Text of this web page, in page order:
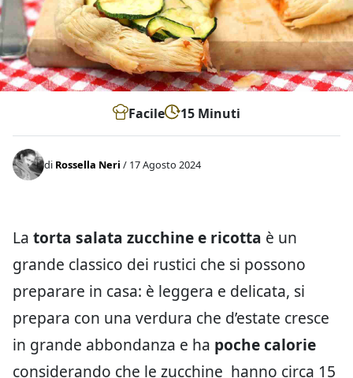
Facile 15 Minuti
di Rossella Neri / 17 Agosto 2024
La torta salata zucchine e ricotta è un
grande classico dei rustici che si possono
preparare in casa: è leggera e delicata, si
prepara con una verdura che d’estate cresce
in grande abbondanza e ha poche calorie
considerando che le zucchine hanno circa 15